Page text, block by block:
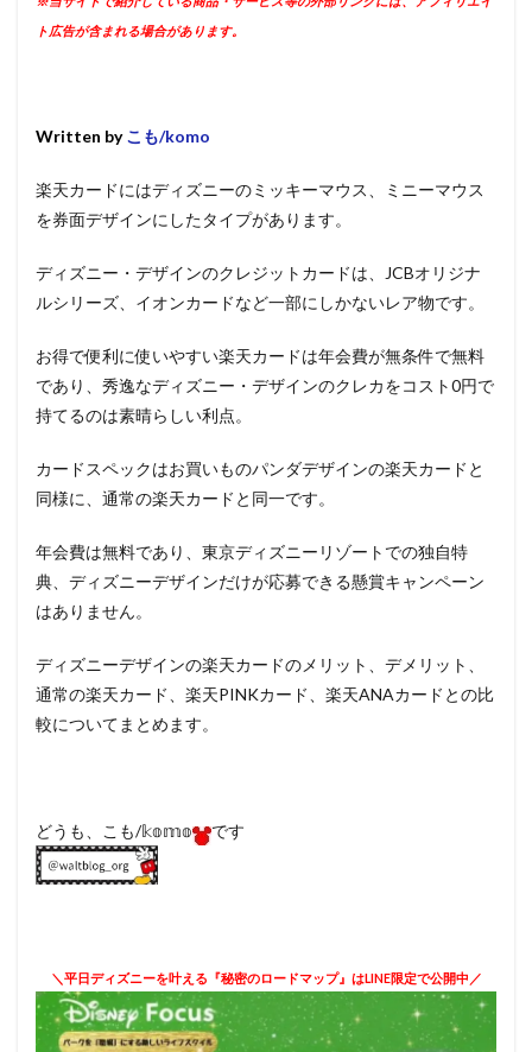
ト広告が含まれる場合があります。
Written by こも/komo
楽天カードにはディズニーのミッキーマウス、ミニーマウス
を券面デザインにしたタイプがあります。
ディズニー・デザインのクレジットカードは、JCBオリジナ
ルシリーズ、イオンカードなど一部にしかないレア物です。
お得で便利に使いやすい楽天カードは年会費が無条件で無料
であり、秀逸なディズニー・デザインのクレカをコスト0円で
持てるのは素晴らしい利点。
カードスペックはお買いものパンダデザインの楽天カードと
同様に、通常の楽天カードと同一です。
年会費は無料であり、東京ディズニーリゾートでの独自特
典、ディズニーデザインだけが応募できる懸賞キャンペーン
はありません。
ディズニーデザインの楽天カードのメリット、デメリット、
通常の楽天カード、楽天PINKカード、楽天ANAカードとの比
較についてまとめます。
どうも、こも/𝕜𝕠𝕞𝕠 です
＼平日ディズニーを叶える『秘密のロードマップ』はLINE限定で公開中／